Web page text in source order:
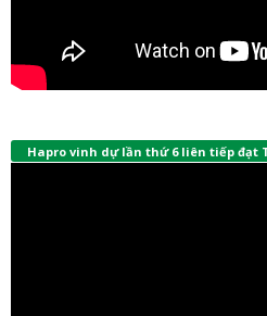
Hapro vinh dự lần thứ 6 liên tiếp đạt